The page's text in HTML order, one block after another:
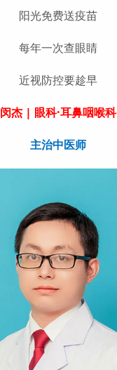
阳光免费送疫苗
每年一次查眼睛
近视防控要趁早
闵杰 | 眼科·耳鼻咽喉科
主治中医师